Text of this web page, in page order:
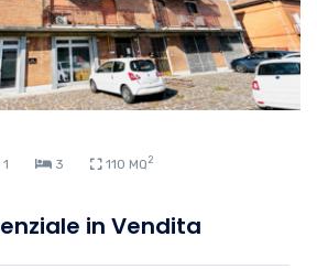
1 3 110 MQ2
in Vendita